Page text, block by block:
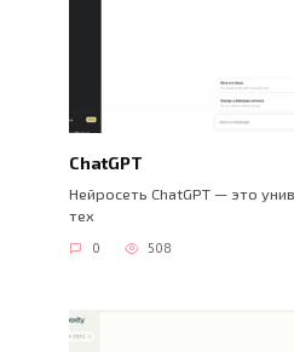
ChatGPT
Нейросеть ChatGPT — это
тех
0 508